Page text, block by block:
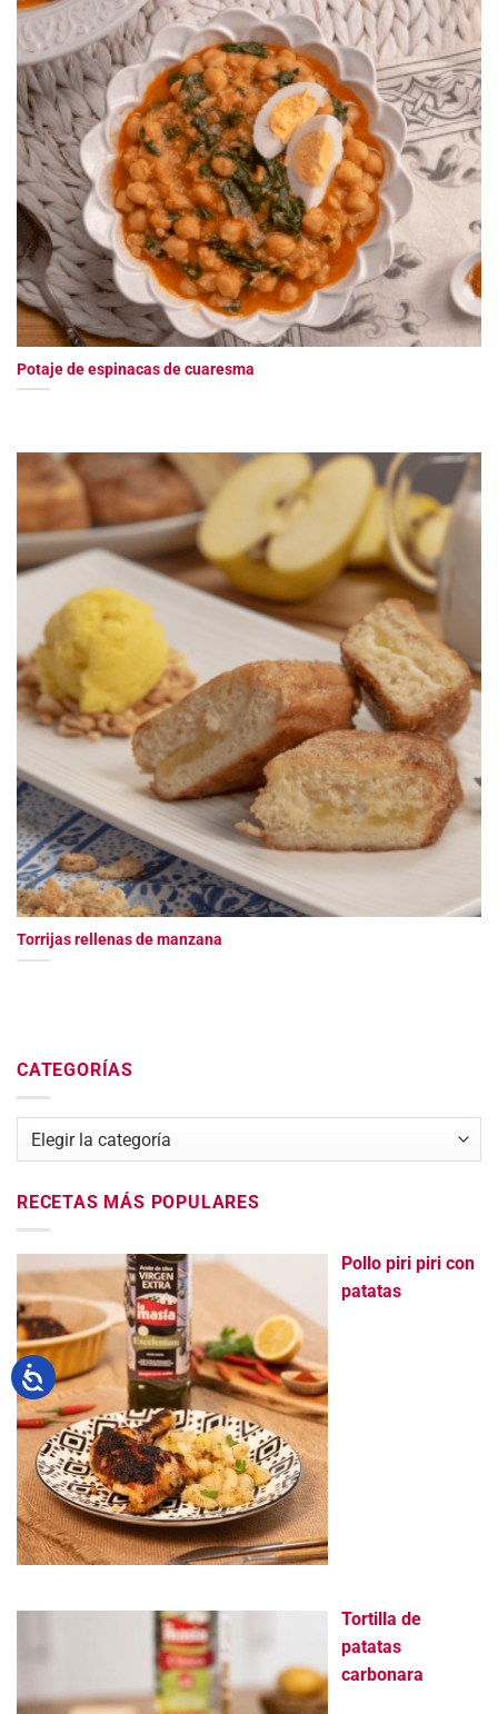
Potaje de espinacas de cuaresma
Torrijas rellenas de manzana
CATEGORÍAS
Categorías
RECETAS MÁS POPULARES
Pollo piri piri con
patatas
Tortilla de
patatas
carbonara